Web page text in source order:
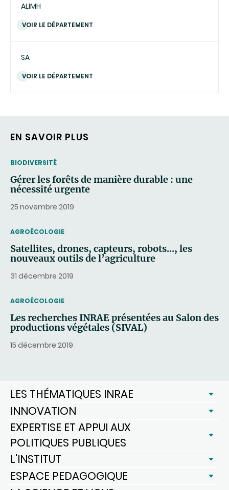
ALIMH
VOIR LE DÉPARTEMENT
SA
VOIR LE DÉPARTEMENT
EN SAVOIR PLUS
THEMATIC
BIODIVERSITÉ
Gérer les forêts de manière durable : une
nécessité urgente
25 novembre 2019
THEMATIC
AGROÉCOLOGIE
Satellites, drones, capteurs, robots..., les
nouveaux outils de l’agriculture
31 décembre 2019
THEMATIC
AGROÉCOLOGIE
Les recherches INRAE présentées au Salon des
productions végétales (SIVAL)
15 décembre 2019
LES THÉMATIQUES INRAE
INNOVATION
EXPERTISE ET APPUI AUX
POLITIQUES PUBLIQUES
L'INSTITUT
ESPACE PEDAGOGIQUE